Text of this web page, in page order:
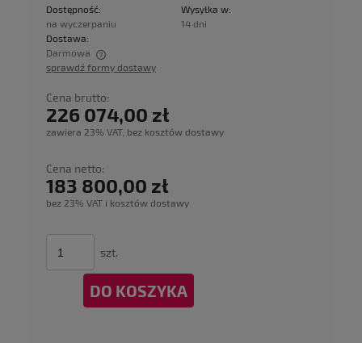
Dostępność:
na wyczerpaniu
Wysyłka w:
14 dni
Dostawa:
Darmowa
Cena nie zawiera ewentualnych kosztów płatności
sprawdź formy dostawy
Cena brutto:
226 074,00 zł
zawiera 23% VAT, bez kosztów dostawy
Cena netto:
183 800,00 zł
bez 23% VAT i kosztów dostawy
szt.
DO KOSZYKA